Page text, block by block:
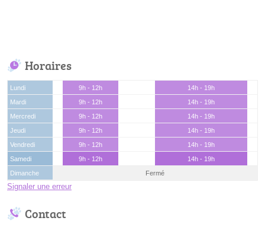
Horaires
Lundi 9h - 12h
14h - 19h
Mardi
9h - 12h
14h - 19h
Mercredi
9h - 12h
14h - 19h
Jeudi
9h - 12h
14h - 19h
Vendredi
9h - 12h
14h - 19h
Samedi
9h - 12h
14h - 19h
Dimanche
Fermé
Signaler une erreur
Contact